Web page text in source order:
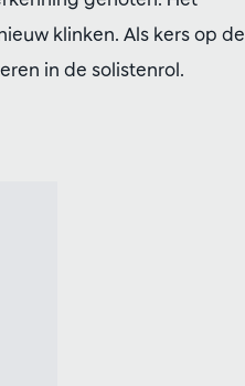
klinken. Als kers op de
in de solistenrol.